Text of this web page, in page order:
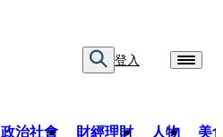
登入
政治社會 財經理財 人物 美